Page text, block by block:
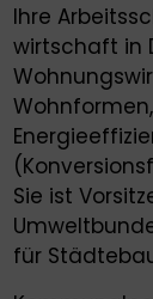
Ihre
wirtschaft in
Sie ist
für